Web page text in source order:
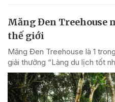
Măng Đen Treehouse
thế giới
Măng Đen Treehouse là 1
giải thưởng “Làng du lịch tốt